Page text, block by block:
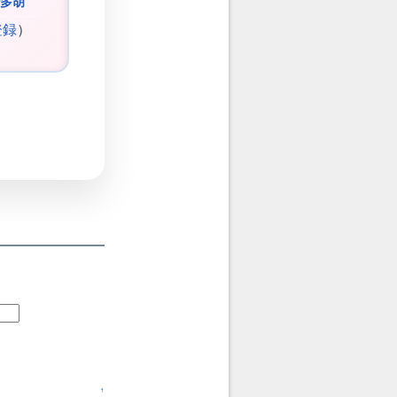
）
↑